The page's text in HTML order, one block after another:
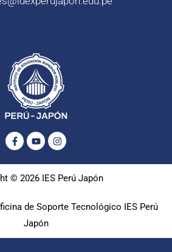
Facebook-
f
YoutubeInstagram
© 2026 IES Perú Japón
de Soporte Tecnológico IES Perú
Japón